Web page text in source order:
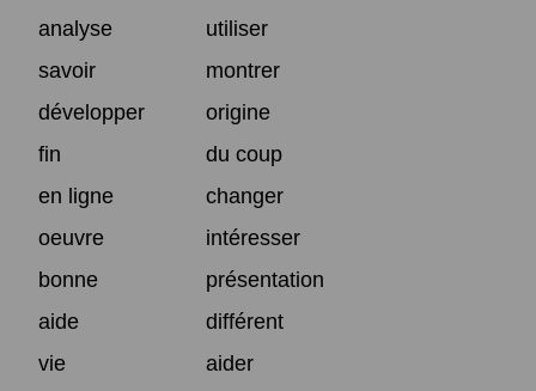
analyse
utiliser
savoir
montrer
développer
origine
fin
du coup
en ligne
changer
oeuvre
intéresser
bonne
présentation
aide
différent
vie
aider